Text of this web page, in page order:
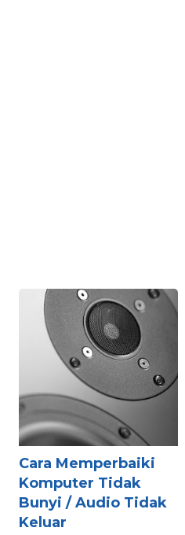
Cara Memperbaiki
Komputer Tidak
Bunyi / Audio Tidak
Keluar